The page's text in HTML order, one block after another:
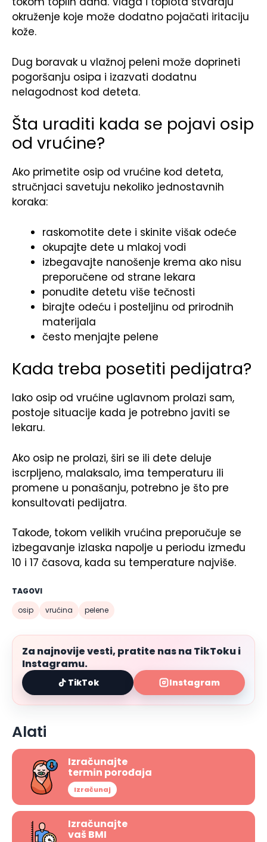
okruženje koje može dodatno pojačati iritaciju
kože.
Dug boravak u vlažnoj peleni može doprineti
pogoršanju osipa i izazvati dodatnu
nelagodnost kod deteta.
Šta uraditi kada se pojavi osip
od vrućine?
Ako primetite osip od vrućine kod deteta,
stručnjaci savetuju nekoliko jednostavnih
koraka:
raskomotite dete i skinite višak odeće
okupajte dete u mlakoj vodi
izbegavajte nanošenje krema ako nisu
preporučene od strane lekara
ponudite detetu više tečnosti
birajte odeću i posteljinu od prirodnih
materijala
često menjajte pelene
Kada treba posetiti pedijatra?
Iako osip od vrućine uglavnom prolazi sam,
postoje situacije kada je potrebno javiti se
lekaru.
Ako osip ne prolazi, širi se ili dete deluje
iscrpljeno, malaksalo, ima temperaturu ili
promene u ponašanju, potrebno je što pre
konsultovati pedijatra.
Takođe, tokom velikih vrućina preporučuje se
izbegavanje izlaska napolje u periodu između
10 i 17 časova, kada su temperature najviše.
TAGOVI
osip
vrućina pelene
Za najnovije vesti, pratite nas na TikToku i
Instagramu.
TikTok Instagram
Alati
Izračunajte
termin porođaja
Izračunaj
Izračunajte
vaš BMI